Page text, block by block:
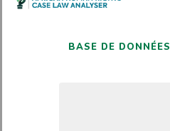
BASE DE DONNÉES